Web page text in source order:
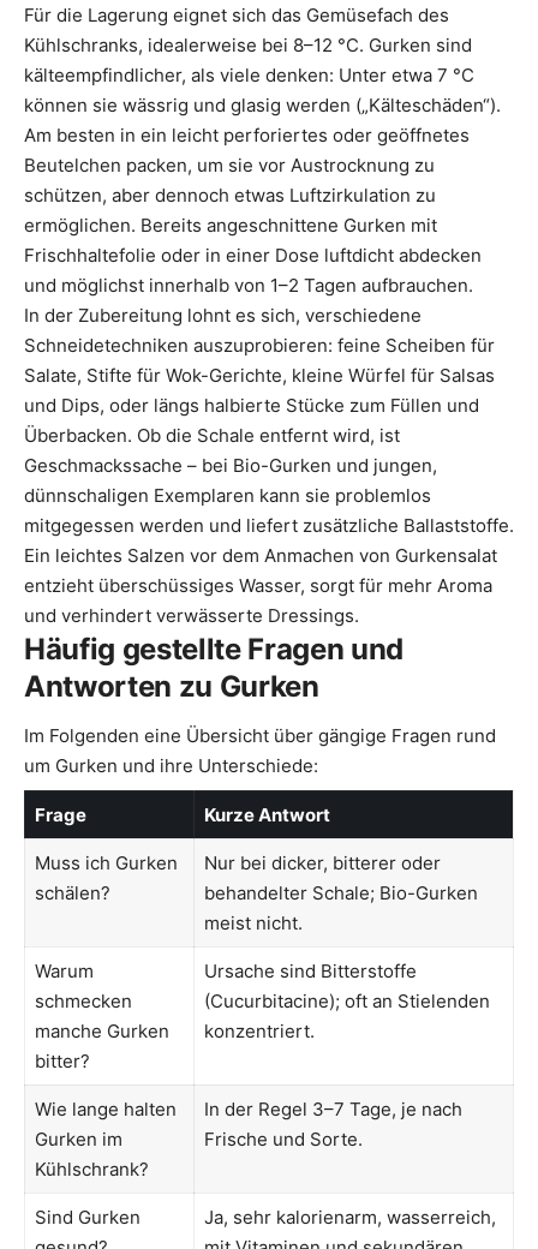
Für die Lagerung eignet sich das Gemüsefach des
Kühlschranks, idealerweise bei 8–12 °C. Gurken sind
kälteempfindlicher, als viele denken: Unter etwa 7 °C
können sie wässrig und glasig werden („Kälteschäden“).
Am besten in ein leicht perforiertes oder geöffnetes
Beutelchen packen, um sie vor Austrocknung zu
schützen, aber dennoch etwas Luftzirkulation zu
ermöglichen. Bereits angeschnittene Gurken mit
Frischhaltefolie oder in einer Dose luftdicht abdecken
und möglichst innerhalb von 1–2 Tagen aufbrauchen.
In der Zubereitung lohnt es sich, verschiedene
Schneidetechniken auszuprobieren: feine Scheiben für
Salate, Stifte für Wok-Gerichte, kleine Würfel für Salsas
und Dips, oder längs halbierte Stücke zum Füllen und
Überbacken. Ob die Schale entfernt wird, ist
Geschmackssache – bei Bio-Gurken und jungen,
dünnschaligen Exemplaren kann sie problemlos
mitgegessen werden und liefert zusätzliche Ballaststoffe.
Ein leichtes Salzen vor dem Anmachen von Gurkensalat
entzieht überschüssiges Wasser, sorgt für mehr Aroma
und verhindert verwässerte Dressings.
Häufig gestellte Fragen und
Antworten zu Gurken
Im Folgenden eine Übersicht über gängige Fragen rund
um Gurken und ihre Unterschiede:
Frage Kurze Antwort
Muss ich Gurken
schälen?
Nur bei dicker, bitterer oder
behandelter Schale; Bio-Gurken
meist nicht.
Warum
schmecken
manche Gurken
bitter?
Ursache sind Bitterstoffe
(Cucurbitacine); oft an Stielenden
konzentriert.
Wie lange halten
Gurken im
Kühlschrank?
In der Regel 3–7 Tage, je nach
Frische und Sorte.
Sind Gurken
Ja, sehr kalorienarm, wasserreich,